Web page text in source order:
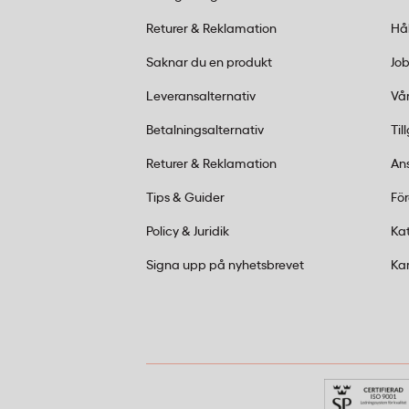
tandpetare av trä. Dispensern är
placeras på bord eller vid kassan.
Returer & Reklamation
Saknar du en produkt
Leveransalternativ
Betalningsalternativ
Returer & Reklamation
Tips & Guider
Policy & Juridik
Signa upp på nyhetsbrevet